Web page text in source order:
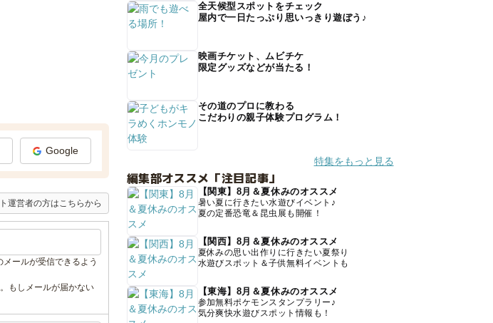
Google
運営者の方はこちらから
メールが受信できるよう
もしメールが届かない
全天候型スポットをチェック
屋内で一日たっぷり思いっきり遊ぼう♪
映画チケット、ムビチケ
限定グッズなどが当たる！
その道のプロに教わる
こだわりの親子体験プログラム！
特集をもっと見る
編集部オススメ「注目記事」
【関東】8月＆夏休みのオススメ
暑い夏に行きたい水遊びイベント♪
夏の定番恐竜＆昆虫展も開催！
【関西】8月＆夏休みのオススメ
夏休みの思い出作りに行きたい夏祭り
水遊びスポット＆子供無料イベントも
【東海】8月＆夏休みのオススメ
参加無料ポケモンスタンプラリー♪
気分爽快水遊びスポット情報も！